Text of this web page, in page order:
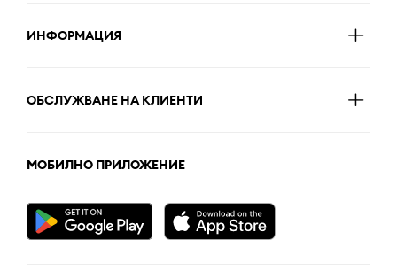
ИНФОРМАЦИЯ
ОБСЛУЖВАНЕ НА КЛИЕНТИ
МОБИЛНО ПРИЛОЖЕНИЕ